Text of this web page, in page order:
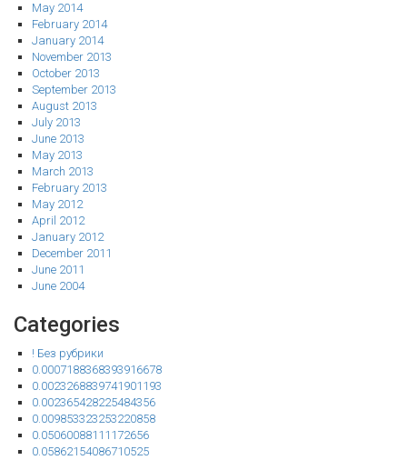
May 2014
February 2014
January 2014
November 2013
October 2013
September 2013
August 2013
July 2013
June 2013
May 2013
March 2013
February 2013
May 2012
April 2012
January 2012
December 2011
June 2011
June 2004
Categories
! Без рубрики
0.0007188368393916678
0.0023268839741901193
0.002365428225484356
0.009853323253220858
0.05060088111172656
0.05862154086710525